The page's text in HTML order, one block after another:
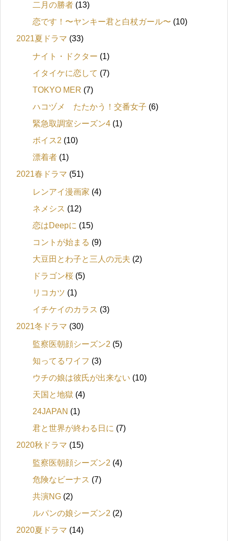
二月の勝者 (13)
恋です！〜ヤンキー君と白杖ガール〜 (10)
2021夏ドラマ (33)
ナイト・ドクター (1)
イタイケに恋して (7)
TOKYO MER (7)
ハコヅメ たたかう！交番女子 (6)
緊急取調室シーズン4 (1)
ボイス2 (10)
漂着者 (1)
2021春ドラマ (51)
レンアイ漫画家 (4)
ネメシス (12)
恋はDeepに (15)
コントが始まる (9)
大豆田とわ子と三人の元夫 (2)
ドラゴン桜 (5)
リコカツ (1)
イチケイのカラス (3)
2021冬ドラマ (30)
監察医朝顔シーズン2 (5)
知ってるワイフ (3)
ウチの娘は彼氏が出来ない (10)
天国と地獄 (4)
24JAPAN (1)
君と世界が終わる日に (7)
2020秋ドラマ (15)
監察医朝顔シーズン2 (4)
危険なビーナス (7)
共演NG (2)
ルパンの娘シーズン2 (2)
2020夏ドラマ (14)